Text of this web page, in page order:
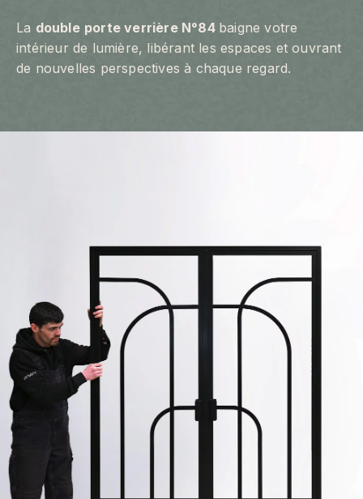
La double porte verrière N°84 baigne votre
intérieur de lumière, libérant les espaces et ouvrant
de nouvelles perspectives à chaque regard.